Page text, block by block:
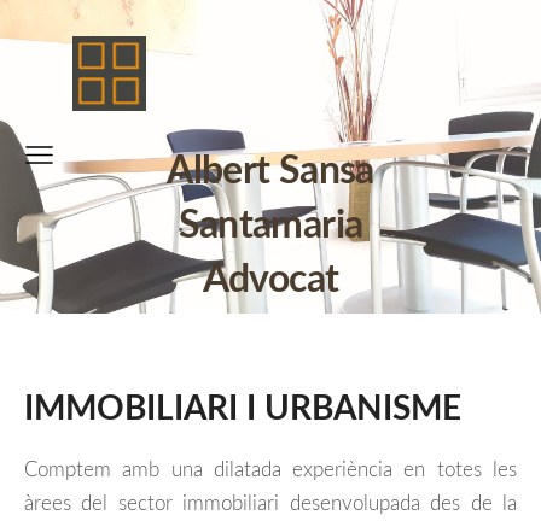
Albert Sansa
Santamaria
Advocat
IMMOBILIARI I URBANISME
Comptem amb una dilatada experiència en totes les
àrees del sector immobiliari desenvolupada des de la